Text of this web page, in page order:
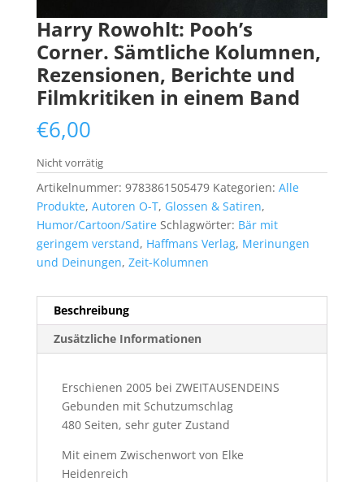
Harry Rowohlt: Pooh’s
Corner. Sämtliche Kolumnen,
Rezensionen, Berichte und
Filmkritiken in einem Band
€6,00
Nicht vorrätig
Artikelnummer: 9783861505479 Kategorien: Alle
Produkte, Autoren O-T, Glossen & Satiren,
Humor/Cartoon/Satire Schlagwörter: Bär mit
geringem verstand, Haffmans Verlag, Merinungen
und Deinungen, Zeit-Kolumnen
Beschreibung
Zusätzliche Informationen
Erschienen 2005 bei ZWEITAUSENDEINS
Gebunden mit Schutzumschlag
480 Seiten, sehr guter Zustand
Mit einem Zwischenwort von Elke
Heidenreich